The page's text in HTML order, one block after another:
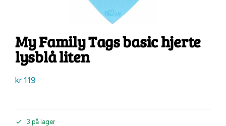
My Family Tags basic hjerte
lysblå liten
kr119
3 på lager